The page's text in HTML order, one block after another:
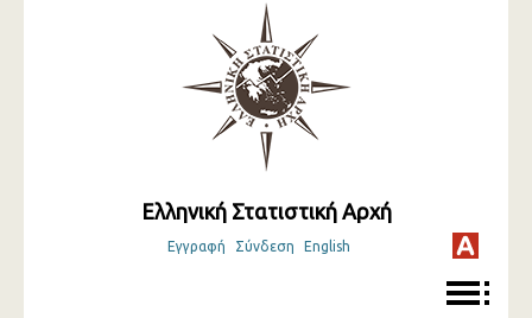
Ελληνική Στατιστική Αρχή
Εγγραφή Σύνδεση English